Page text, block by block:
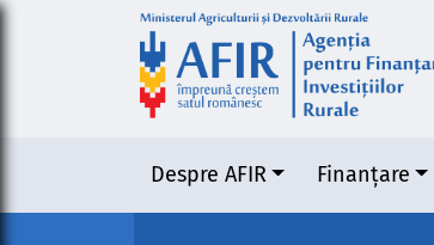
Despre AFIR Finanțare